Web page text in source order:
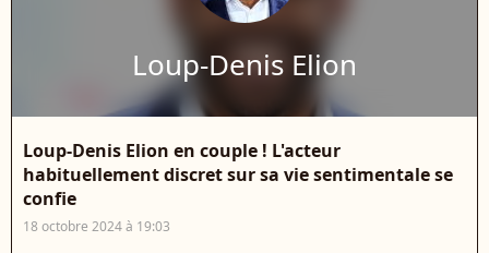
Loup-Denis Elion
Loup-Denis Elion en couple ! L'acteur
habituellement discret sur sa vie sentimentale se
confie
18 octobre 2024 à 19:03